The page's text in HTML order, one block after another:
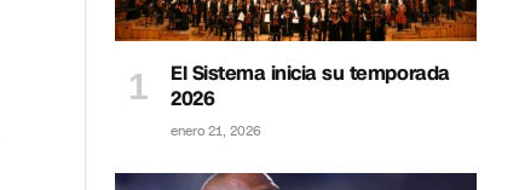
El Sistema inicia su temporada
2026
enero 21, 2026